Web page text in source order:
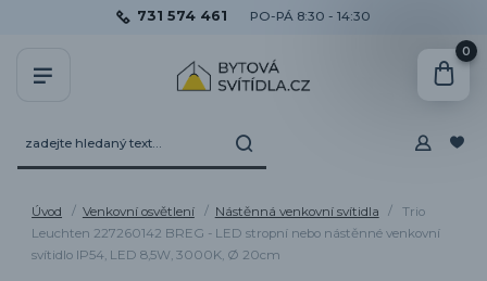
731 574 461 PO-PÁ 8:30 - 14:30
0
Úvod Venkovní osvětlení Nástěnná venkovní svítidla
Trio
Leuchten 227260142 BREG - LED stropní nebo nástěnné venkovní
svítidlo IP54, LED 8,5W, 3000K, Ø 20cm